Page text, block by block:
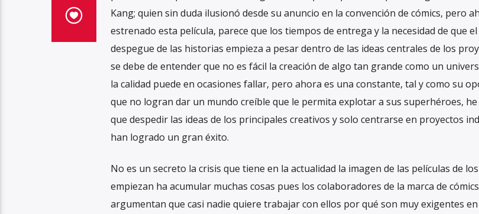
Kang; quien sin duda ilusionó desde su anuncio en la convención de cómics, pero
estrenado esta película, parece que los tiempos de entrega y la necesidad de que
despegue de las historias empieza a pesar dentro de las ideas centrales de los
se debe de entender que no es fácil la creación de algo tan grande como un
la calidad puede en ocasiones fallar, pero ahora es una constante, tal y como su
que no logran dar un mundo creíble que le permita explotar a sus superhéroes,
que despedir las ideas de los principales creativos y solo centrarse en proyectos
han logrado un gran éxito.
No es un secreto la crisis que tiene en la actualidad la imagen de las películas de
empiezan ha acumular muchas cosas pues los colaboradores de la marca de
argumentan que casi nadie quiere trabajar con ellos por qué son muy exigentes